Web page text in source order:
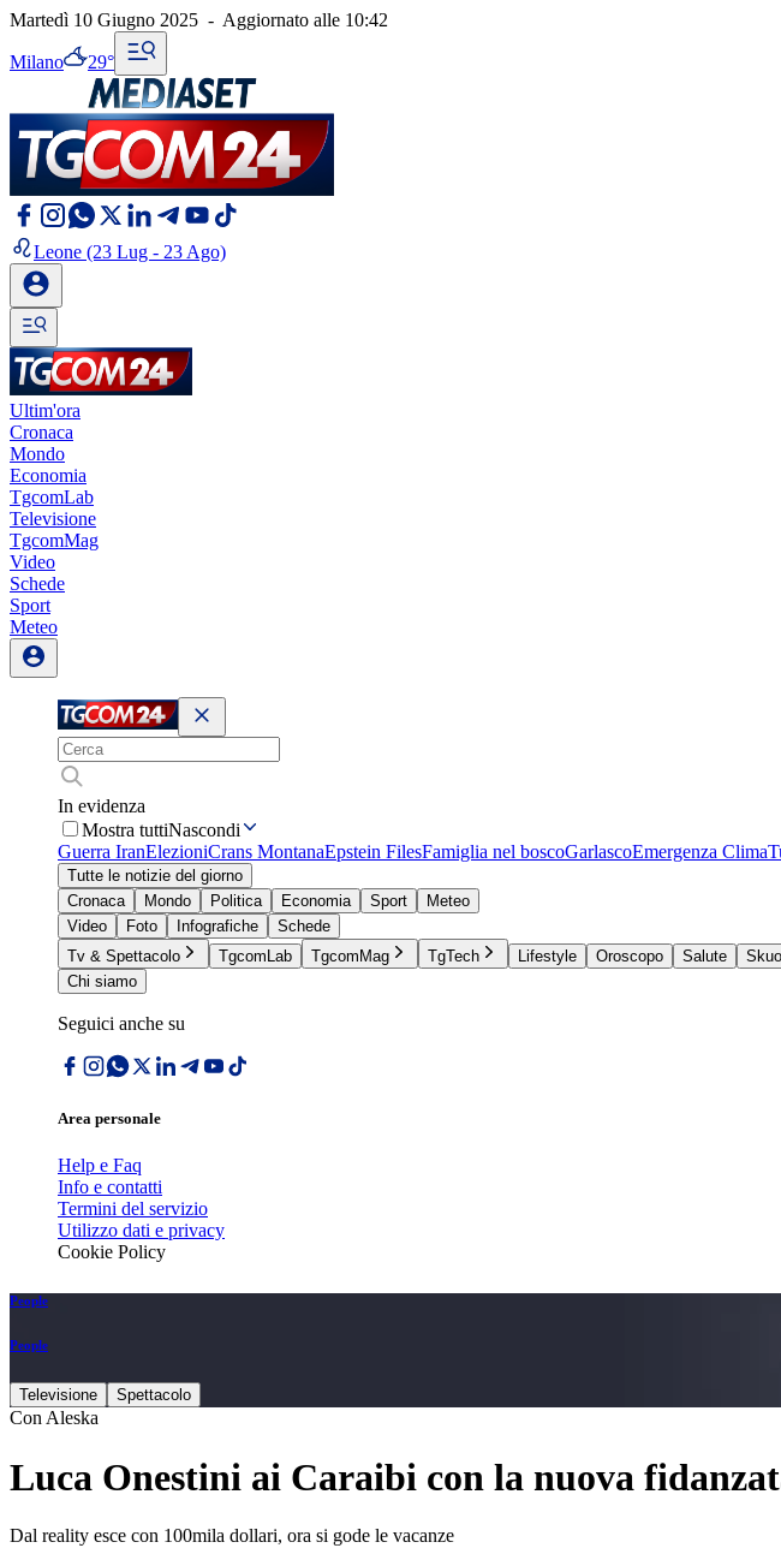
Martedì 10 Giugno 2025 - Aggiornato alle 10:42
Milano 29°
Leone (23 Lug - 23 Ago)
Ultim'ora
Cronaca
Mondo
Economia
TgcomLab
Televisione
TgcomMag
Video
Schede
Sport
Meteo
In evidenza
Mostra tuttiNascondi
Guerra IranElezioniCrans MontanaEpstein FilesFamiglia nel boscoGarlascoEmergenza Clima
Tutte le notizie del giorno
Cronaca
Mondo Politica Economia Sport
Meteo
Video
Foto Infografiche
Schede
Tv & Spettacolo
TgcomLab TgcomMag TgTech Lifestyle Oroscopo Salute
Chi siamo
Seguici anche su
Area personale
Help e Faq
Info e contatti
Termini del servizio
Utilizzo dati e privacy
Cookie Policy
People
People
Televisione Spettacolo
Con Aleska
Luca Onestini ai Caraibi con la nuova
Dal reality esce con 100mila dollari, ora si gode le vacanze